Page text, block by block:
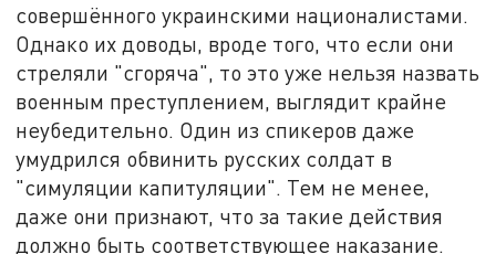
совершённого украинскими националистами.
Однако их доводы, вроде того, что если они
стреляли "сгоряча", то это уже нельзя назвать
военным преступлением, выглядит крайне
неубедительно. Один из спикеров даже
умудрился обвинить русских солдат в
"симуляции капитуляции". Тем не менее,
даже они признают, что за такие действия
должно быть соответствующее наказание.